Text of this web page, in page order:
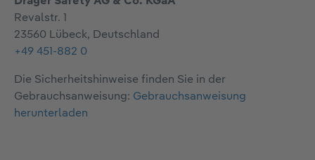
Revalstr. 1
23560 Lübeck, Deutschland
+49 451-882 0
Die Sicherheitshinweise finden Sie in der
Gebrauchsanweisung: Gebrauchsanweisung
herunterladen